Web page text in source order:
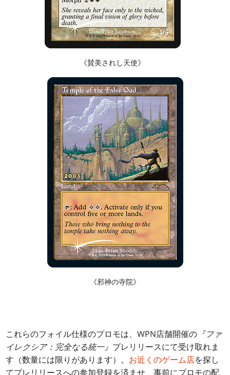
《賛美されし天使》
《邪神の寺院》
これらのフォイル仕様のプロモは、WPN店舗開催の 『ファ
イレクシア：完全なる統一』 プレリリースにて受け取れま
す（数量には限りがあります）。 お近くのゲーム店を探し
てプレリリースへの参加登録を済ませ、事前にプロモの配